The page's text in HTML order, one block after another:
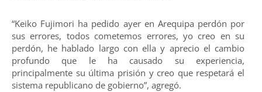
“Keiko Fujimori ha pedido ayer en Arequipa perdón por
sus errores, todos cometemos errores, yo creo en su
perdón, he hablado largo con ella y aprecio el cambio
profundo que le ha causado su experiencia,
principalmente su última prisión y creo que respetará el
sistema republicano de gobierno”, agregó.